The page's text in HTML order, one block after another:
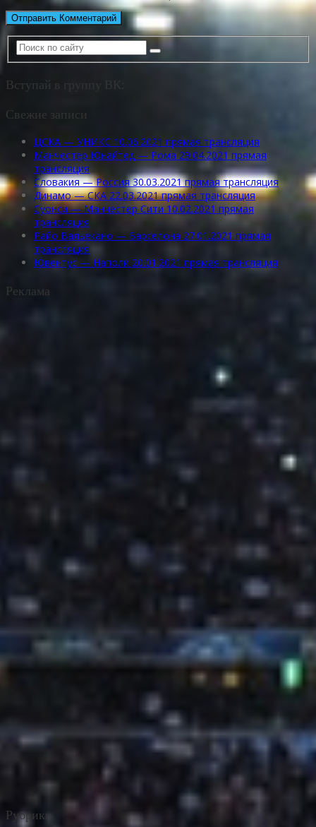
Вступай в группу ВК:
Свежие записи
ЦСКА — УНИКС 10.06.2021 прямая трансляция
Манчестер Юнайтед — Рома 29.04.2021 прямая
трансляция
Словакия — Россия 30.03.2021 прямая трансляция
Динамо — СКА 22.03.2021 прямая трансляция
Суонси — Манчестер Сити 10.02.2021 прямая
трансляция
Райо Вальекано — Барселона 27.01.2021 прямая
трансляция
Ювентус — Наполи 20.01.2021 прямая трансляция
Реклама
Рубрики